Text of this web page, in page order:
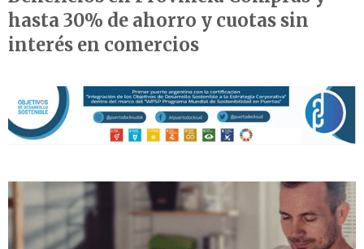
hasta 30% de ahorro y cuotas sin
interés en comercios